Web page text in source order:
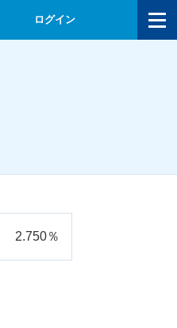
ログイン
2.750％